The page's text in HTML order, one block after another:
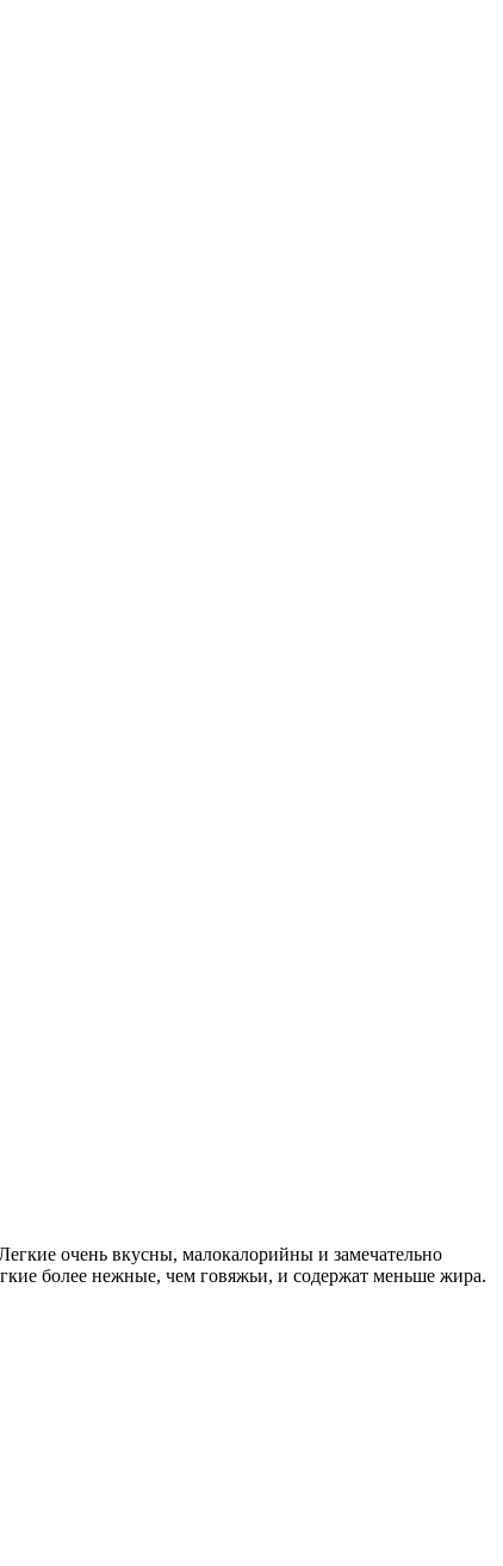
очень вкусны, малокалорийны и замечательно
более нежные, чем говяжьи, и содержат меньше жира.